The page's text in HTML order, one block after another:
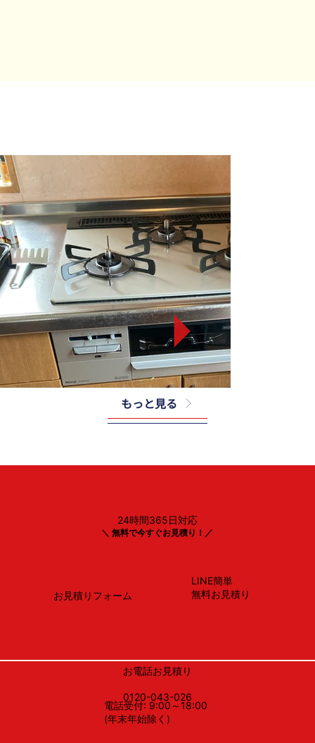
リンナイ
もっと見る
LINE簡単
無料お見積り
0120-043-026
お電話お見積り
電話受付: 9:00～18:00
(年末年始除く)
お見積りフォーム
＼ 無料で今すぐお見積り！／
24時間365日対応